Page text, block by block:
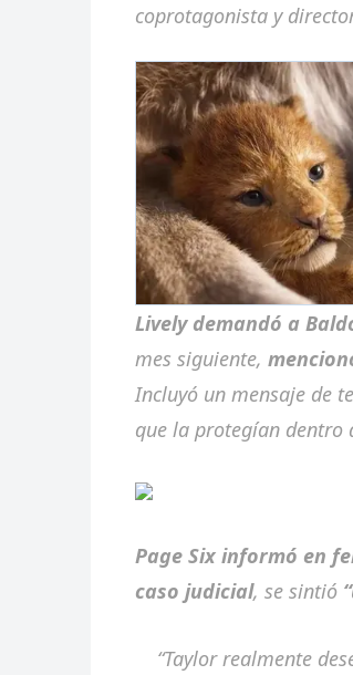
coprotagonista y
Lively demandó a
mes siguiente,
Incluyó un mensaje de
que la protegían dentro
Page Six informó en
caso judicial, se sintió
“Taylor realmente